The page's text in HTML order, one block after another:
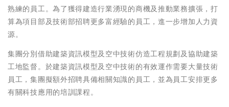
熟練的員工。為了獲得建造行業湧現的商機及推動業務擴張，打
算為項目部及技術部招聘更多富經驗的員工，進一步增加人力資
源。
集團分別借助建築資訊模型及空中技術仿造工程規劃及協助建築
工地監督。於建築資訊模型及空中技術的有效運作需要大量技術
員工，集團擬額外招聘具備相關知識的員工，並為員工安排更多
有關科技應用的培訓課程。